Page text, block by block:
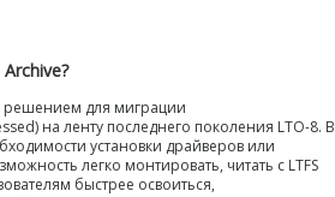
решением для миграции
на ленту последнего поколения LTO-8. В
установки драйверов или
легко монтировать, читать с LTFS
быстрее освоиться,